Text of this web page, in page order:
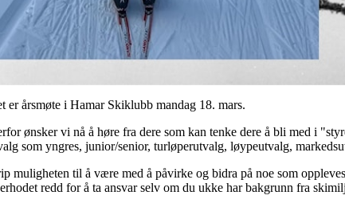
er årsmøte i Hamar Skiklubb mandag 18. mars.
ønsker vi nå å høre fra dere som kan tenke dere å bli med i
som yngres, junior/senior, turløperutvalg, løypeutvalg,
muligheten til å være med å påvirke og bidra på noe som
redd for å ta ansvar selv om du ukke har bakgrunn fra